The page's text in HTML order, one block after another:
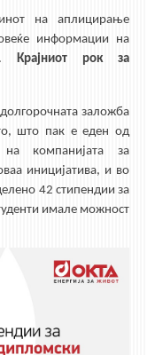
на аплицирање
информации на
. Крајниот рок за
заложба
што пак е еден од
на компанијата за
иницијатива, и во
42 стипендии за
имале можност